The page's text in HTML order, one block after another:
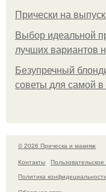
Прически на
Выбор идеальной
лучших вариантов
Безупречный
советы для самой в
© 2026 Прическа и макияж
Контакты
Политика конфидециальности